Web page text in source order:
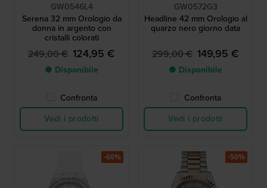
GW0546L4
Serena 32 mm Orologio da
donna in argento con
cristalli colorati
249,00 € 124,95 €
● Disponibile
Confronta
Vedi i prodotti
GW0572G3
Headline 42 mm Orologio al
quarzo nero giorno data
299,00 € 149,95 €
● Disponibile
Confronta
Vedi i prodotti
-60% -50%